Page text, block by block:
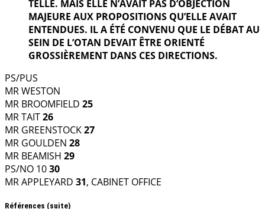
TELLE. MAIS ELLE N’AVAIT PAS D’OBJECTION
MAJEURE AUX PROPOSITIONS QU’ELLE AVAIT
ENTENDUES. IL A ÉTÉ CONVENU QUE LE DÉBAT AU
SEIN DE L’OTAN DEVAIT ÊTRE ORIENTÉ
GROSSIÈREMENT DANS CES DIRECTIONS.
PS/PUS
MR WESTON
MR BROOMFIELD 25
MR TAIT26
MR GREENSTOCK27
MR GOULDEN 28
MR BEAMISH 29
PS/NO 1030
MR APPLEYARD 31, CABINET OFFICE
Références (suite)